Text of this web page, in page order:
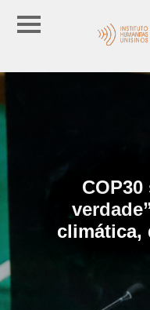
climática,